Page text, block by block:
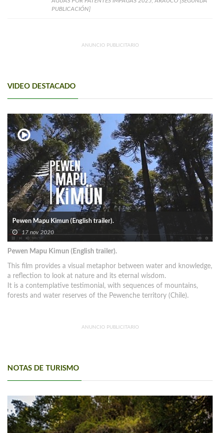
PUBLICACIÓN]
ANUNCIO PUBLICITARIO
VIDEO DESTACADO
Pewen Mapu Kimun (English trailer).
17 nov 2020
Pewen Mapu Kimun (English trailer).
This film provides a visual metaphor between water and knowledge,
a reflection to look at nature and its eternal wisdom.
It is a contemplative testimonial, with sequences of mountains,
forests and water reserves of the Pewenche territory (Chile).
ANUNCIO PUBLICITARIO
NOTAS DE TURISMO